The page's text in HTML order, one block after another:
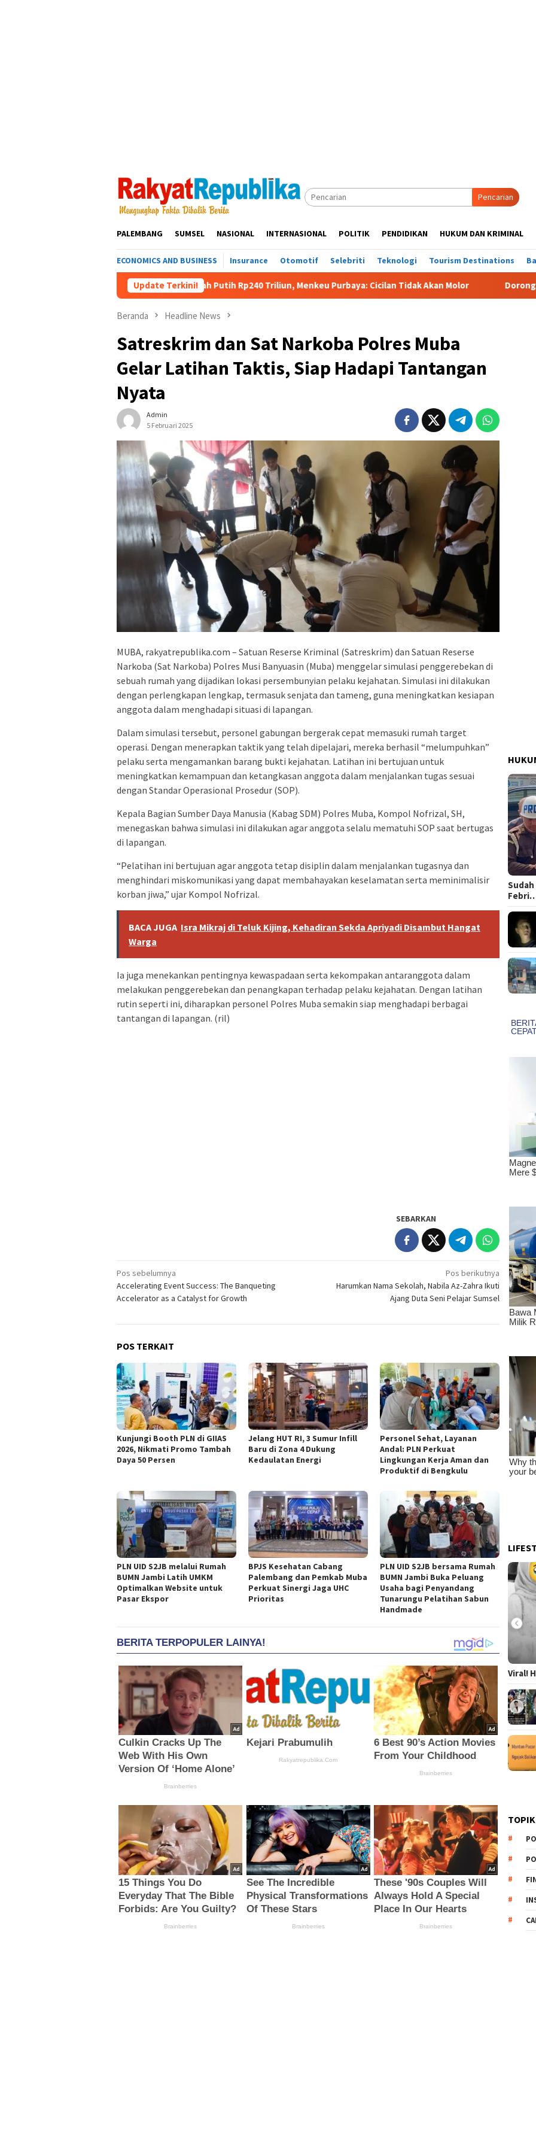
Pencarian
PALEMBANG SUMSEL NASIONAL INTERNASIONAL POLITIK PENDIDIKAN HUKUM DAN KRIMINAL
ECONOMICS AND BUSINESS Insurance Otomotif Selebriti Teknologi Tourism Destinations
Update Terkini!
Tanggung Utang Kopdes Merah Putih Rp240 Triliun, Menkeu Purbaya: Cicilan Tidak Akan Molor Dorong Pelaku UMKM
Beranda Headline News
Satreskrim dan Sat Narkoba Polres Muba
Gelar Latihan Taktis, Siap Hadapi Tantangan
Nyata
Admin
5 Februari 2025
MUBA, rakyatrepublika.com – Satuan Reserse Kriminal (Satreskrim) dan Satuan Reserse
Narkoba (Sat Narkoba) Polres Musi Banyuasin (Muba) menggelar simulasi penggerebekan di
sebuah rumah yang dijadikan lokasi persembunyian pelaku kejahatan. Simulasi ini dilakukan
dengan perlengkapan lengkap, termasuk senjata dan tameng, guna meningkatkan kesiapan
anggota dalam menghadapi situasi di lapangan.
Dalam simulasi tersebut, personel gabungan bergerak cepat memasuki rumah target
operasi. Dengan menerapkan taktik yang telah dipelajari, mereka berhasil “melumpuhkan”
pelaku serta mengamankan barang bukti kejahatan. Latihan ini bertujuan untuk
meningkatkan kemampuan dan ketangkasan anggota dalam menjalankan tugas sesuai
dengan Standar Operasional Prosedur (SOP).
Kepala Bagian Sumber Daya Manusia (Kabag SDM) Polres Muba, Kompol Nofrizal, SH,
menegaskan bahwa simulasi ini dilakukan agar anggota selalu mematuhi SOP saat bertugas
di lapangan.
“Pelatihan ini bertujuan agar anggota tetap disiplin dalam menjalankan tugasnya dan
menghindari miskomunikasi yang dapat membahayakan keselamatan serta meminimalisir
korban jiwa,” ujar Kompol Nofrizal.
BACA JUGA Isra Mikraj di Teluk Kijing, Kehadiran Sekda Apriyadi Disambut Hangat
Warga
Ia juga menekankan pentingnya kewaspadaan serta kekompakan antaranggota dalam
melakukan penggerebekan dan penangkapan terhadap pelaku kejahatan. Dengan latihan
rutin seperti ini, diharapkan personel Polres Muba semakin siap menghadapi berbagai
tantangan di lapangan. (ril)
SEBARKAN
Navigasi
pos
Pos sebelumnya
Accelerating Event Success: The Banqueting
Accelerator as a Catalyst for Growth
Pos berikutnya
Harumkan Nama Sekolah, Nabila Az-Zahra Ikuti
Ajang Duta Seni Pelajar Sumsel
POS TERKAIT
Kunjungi Booth PLN di GIIAS
2026, Nikmati Promo Tambah
Daya 50 Persen
Jelang HUT RI, 3 Sumur Infill
Baru di Zona 4 Dukung
Kedaulatan Energi
Personel Sehat, Layanan
Andal: PLN Perkuat
Lingkungan Kerja Aman dan
Produktif di Bengkulu
PLN UID S2JB melalui Rumah
BUMN Jambi Latih UMKM
Optimalkan Website untuk
Pasar Ekspor
BPJS Kesehatan Cabang
Palembang dan Pemkab Muba
Perkuat Sinergi Jaga UHC
Prioritas
PLN UID S2JB bersama Rumah
BUMN Jambi Buka Peluang
Usaha bagi Penyandang
Tunarungu Pelatihan Sabun
Handmade
Sudah
Viral!